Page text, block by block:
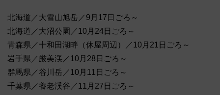
北海道／大雪山旭岳／9月17日ごろ～
北海道／大沼公園／10月24日ごろ～
青森県／十和田湖畔（休屋周辺）／10月21日ごろ～
岩手県／厳美渓／10月28日ごろ～
群馬県／谷川岳／10月11日ごろ～
千葉県／養老渓谷／11月27日ごろ～